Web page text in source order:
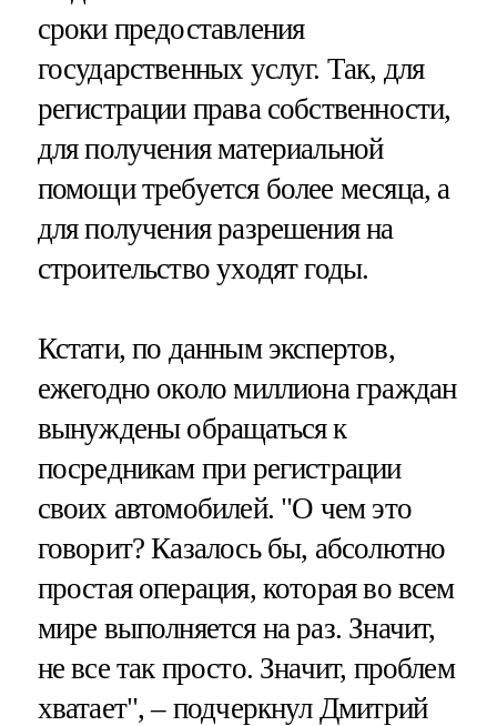
сроки предоставления
государственных услуг. Так, для
регистрации права собственности,
для получения материальной
помощи требуется более месяца, а
для получения разрешения на
строительство уходят годы.
Кстати, по данным экспертов,
ежегодно около миллиона граждан
вынуждены обращаться к
посредникам при регистрации
своих автомобилей. "О чем это
говорит? Казалось бы, абсолютно
простая операция, которая во всем
мире выполняется на раз. Значит,
не все так просто. Значит, проблем
хватает", – подчеркнул Дмитрий